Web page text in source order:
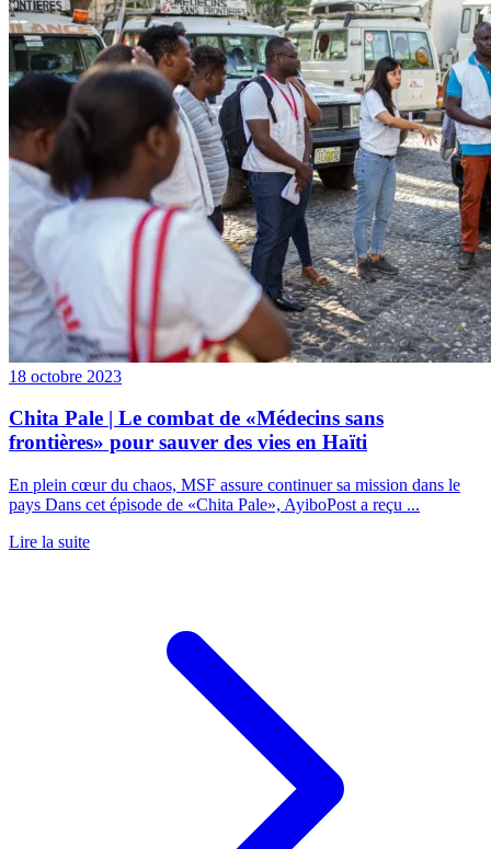
18 octobre 2023
Chita Pale | Le combat de «Médecins sans
frontières» pour sauver des vies en Haïti
En plein cœur du chaos, MSF assure continuer sa mission dans le
pays Dans cet épisode de «Chita Pale», AyiboPost a reçu ...
Lire la suite